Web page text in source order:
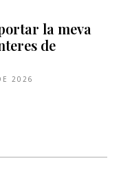
la meva
de
2026